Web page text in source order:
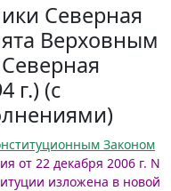
Северная
Верховным
г.) (с
Законом
от 22 декабря 2006 г. N
изложена в новой